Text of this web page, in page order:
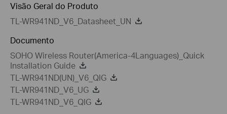
Visão Geral do Produto
TL-WR941ND_V6_Datasheet_UN
Documento
SOHO Wireless Router(America-4Languages)_Quick
Installation Guide
TL-WR941ND(UN)_V6_QIG
TL-WR941ND_V6_UG
TL-WR941ND_V6_QIG